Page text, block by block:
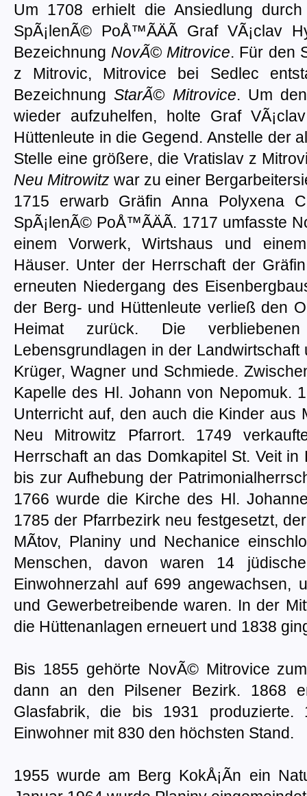
Um 1708 erhielt die Ansiedlung
SpÃ¡lenÃ© PoÅ™Ã­ÄÃ­ Graf VÃ¡clav
Bezeichnung NovÃ© Mitrovice. Für den
z Mitrovic, Mitrovice bei Sedlec
BezeichnungStarÃ© Mitrovice. Um
wieder aufzuhelfen, holte Graf
Hüttenleute in die Gegend. Anstelle der
Stelle eine größere, die Vratislav z
Neu Mitrowitz war zu einer
1715 erwarb Gräfin Anna Polyxena
SpÃ¡lenÃ© PoÅ™Ã­ÄÃ­. 1717 umfasste
einem Vorwerk, Wirtshaus und
Häuser. Unter der Herrschaft der
erneuten Niedergang des
der Berg- und Hüttenleute verließ den
Heimat zurück. Die
Lebensgrundlagen in der
Krüger, Wagner und Schmiede.
Kapelle des Hl. Johann von Nepomuk.
Unterricht auf, den auch die Kinder aus
Neu Mitrowitz Pfarrort. 1749
Herrschaft an das Domkapitel St. Veit
bis zur Aufhebung der
1766 wurde die Kirche des Hl.
1785 der Pfarrbezirk neu festgesetzt,
MÃ­tov, Planiny und Nechanice
Menschen, davon waren 14
Einwohnerzahl auf 699 angewachsen,
und Gewerbetreibende waren. In der
die Hüttenanlagen erneuert und 1838
Bis 1855 gehörte NovÃ© Mitrovice
dann an den Pilsener Bezirk. 1868
Glasfabrik, die bis 1931
Einwohner mit 830 den höchsten Stand.
1955 wurde am Berg KokÅ¡Ã­n ein